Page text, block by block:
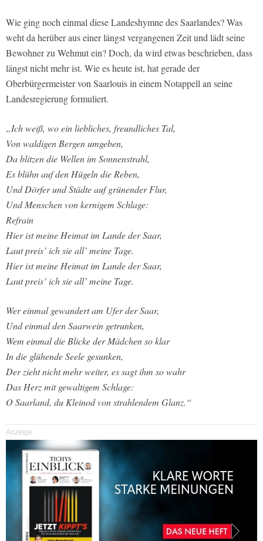
Wie ging noch einmal diese Landeshymne des Saarlandes? Was
weht da herüber aus einer längst vergangenen Zeit und lädt seine
Bewohner zu Wehmut ein? Doch, da wird etwas beschrieben, dass
längst nicht mehr ist. Wie es heute ist, hat gerade der
Oberbürgermeister von Saarlouis in einem Notappell an seine
Landesregierung formuliert.
„Ich weiß, wo ein liebliches, freundliches Tal,
Von waldigen Bergen umgeben,
Da blitzen die Wellen im Sonnenstrahl,
Es blühn auf den Hügeln die Reben,
Und Dörfer und Städte auf grünender Flur,
Und Menschen von kernigem Schlage:
Refrain
Hier ist meine Heimat im Lande der Saar,
Laut preis’ ich sie all’ meine Tage.
Hier ist meine Heimat im Lande der Saar,
Laut preis’ ich sie all’ meine Tage.
Wer einmal gewandert am Ufer der Saar,
Und einmal den Saarwein getrunken,
Wem einmal die Blicke der Mädchen so klar
In die glühende Seele gesunken,
Der zieht nicht mehr weiter, es sagt ihm so wahr
Das Herz mit gewaltigem Schlage:
O Saarland, du Kleinod von strahlendem Glanz.“
Anzeige